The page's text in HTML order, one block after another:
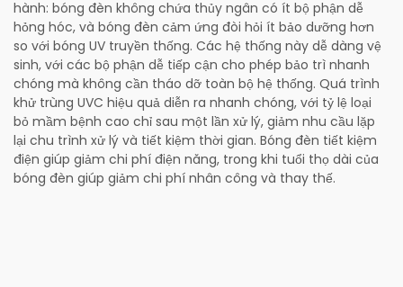
hành: bóng đèn không chứa thủy ngân có ít bộ phận dễ
hỏng hóc, và bóng đèn cảm ứng đòi hỏi ít bảo dưỡng hơn
so với bóng UV truyền thống. Các hệ thống này dễ dàng vệ
sinh, với các bộ phận dễ tiếp cận cho phép bảo trì nhanh
chóng mà không cần tháo dỡ toàn bộ hệ thống. Quá trình
khử trùng UVC hiệu quả diễn ra nhanh chóng, với tỷ lệ loại
bỏ mầm bệnh cao chỉ sau một lần xử lý, giảm nhu cầu lặp
lại chu trình xử lý và tiết kiệm thời gian. Bóng đèn tiết kiệm
điện giúp giảm chi phí điện năng, trong khi tuổi thọ dài của
bóng đèn giúp giảm chi phí nhân công và thay thế.